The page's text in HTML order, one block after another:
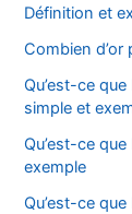
Définition et
Combien
Qu’est-ce
simple et
Qu’est-ce
exemple
Qu’est-ce